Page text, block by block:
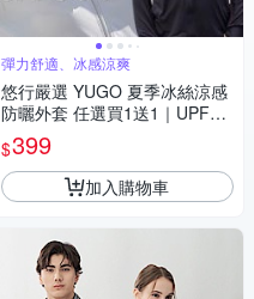
彈力舒適、冰感涼爽
悠行嚴選 YUGO 夏季冰絲涼感
防曬外套 任選買1送1｜UPF50
+抗UV｜可拆卸大帽沿 速乾運
動外套
$399
加入購物車